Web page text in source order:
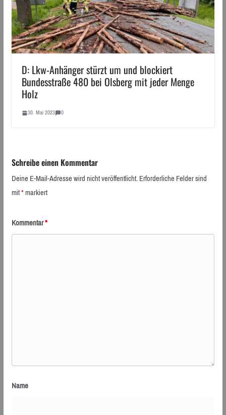
D: Lkw-Anhänger stürzt um und blockiert
Bundesstraße 480 bei Olsberg mit jeder Menge
Holz
30. Mai 2023 0
Schreibe einen Kommentar
Deine E-Mail-Adresse wird nicht veröffentlicht.Erforderliche Felder sind
mit*markiert
Kommentar*
Name